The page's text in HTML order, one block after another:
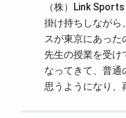
（株）Link
掛け持ちしながら
スが東京にあった
先生の授業を受け
なってきて、普通
思うようになり、